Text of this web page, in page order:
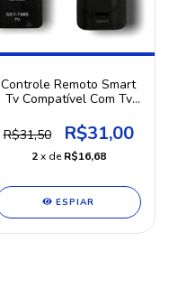
Controle Remoto Smart
Tv Compatível Com Tv
R$31,50
R$31,00
2 x deR$16,68
ESPIAR